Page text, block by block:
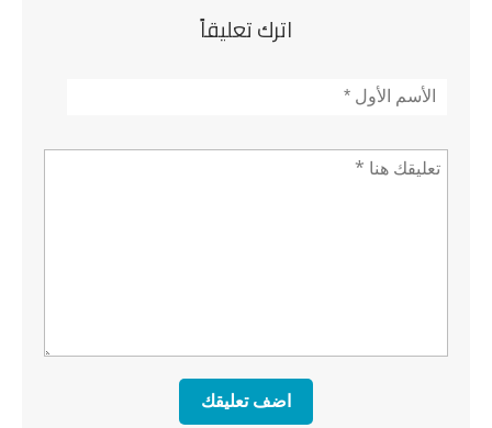
اترك تعليقاً
الأسم*
تعليق *